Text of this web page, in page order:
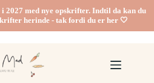
2027 med nye opskrifter. Indtil da kan du
herinde - tak fordi du er her 🤍